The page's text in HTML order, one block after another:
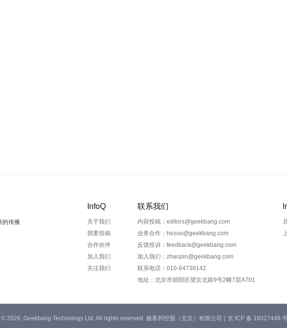
的传播
InfoQ
关于我们
我要投稿
合作伙伴
加入我们
关注我们
联系我们
内容投稿：editors@geekbang.com
业务合作：hezuo@geekbang.com
反馈投诉：feedback@geekbang.com
加入我们：zhaopin@geekbang.com
联系电话：010-64738142
地址：北京市朝阳区望京北路9号2幢7层A701
2026, Geekbang Technology Ltd. All rights reserved. 极客邦控股（北京）有限公司 | 京 ICP 备 16027448